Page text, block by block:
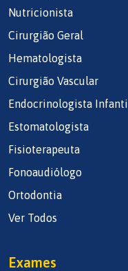
Nutricionista
Cirurgião Geral
Hematologista
Cirurgião Vascular
Endocrinologista Infantil
Estomatologista
Fisioterapeuta
Fonoaudiólogo
Ortodontia
Ver Todos
Exames